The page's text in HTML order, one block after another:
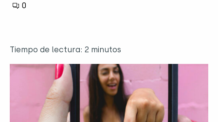
0
Tiempo de lectura: 2 minutos